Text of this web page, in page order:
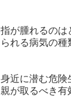
指が腫れるのは
られる病気の種
身近に潜む危険
親が取るべき有